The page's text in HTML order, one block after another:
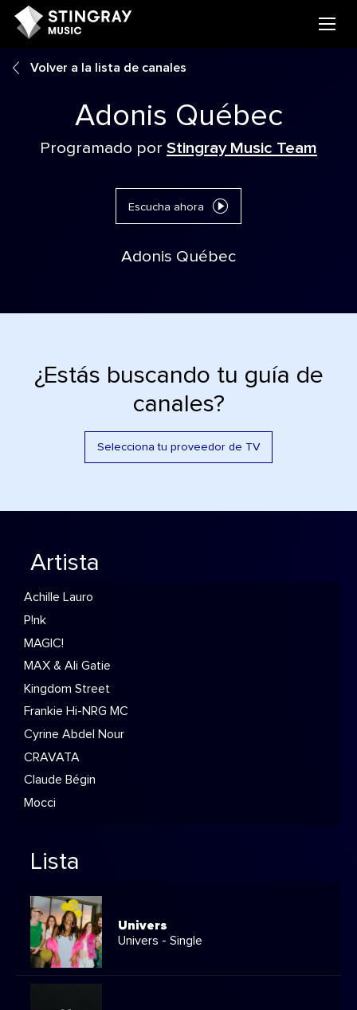
Volver a la lista de canales
Adonis Québec
Programado por Stingray Music Team
Escucha ahora
Adonis Québec
¿Estás buscando tu guía de
canales?
Selecciona tu proveedor de TV
Artista
Achille Lauro
P!nk
MAGIC!
MAX & Ali Gatie
Kingdom Street
Frankie Hi-NRG MC
Cyrine Abdel Nour
CRAVATA
Claude Bégin
Mocci
Lista
Univers
Univers - Single